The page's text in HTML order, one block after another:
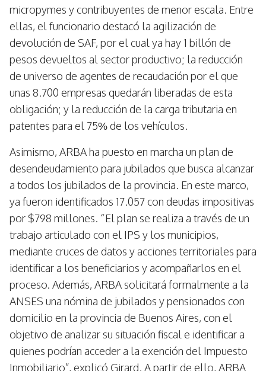
micropymes y contribuyentes de menor escala. Entre
ellas, el funcionario destacó la agilización de
devolución de SAF, por el cual ya hay 1 billón de
pesos devueltos al sector productivo; la reducción
de universo de agentes de recaudación por el que
unas 8.700 empresas quedarán liberadas de esta
obligación; y la reducción de la carga tributaria en
patentes para el 75% de los vehículos.
Asimismo, ARBA ha puesto en marcha un plan de
desendeudamiento para jubilados que busca alcanzar
a todos los jubilados de la provincia. En este marco,
ya fueron identificados 17.057 con deudas impositivas
por $798 millones. “El plan se realiza a través de un
trabajo articulado con el IPS y los municipios,
mediante cruces de datos y acciones territoriales para
identificar a los beneficiarios y acompañarlos en el
proceso. Además, ARBA solicitará formalmente a la
ANSES una nómina de jubilados y pensionados con
domicilio en la provincia de Buenos Aires, con el
objetivo de analizar su situación fiscal e identificar a
quienes podrían acceder a la exención del Impuesto
Inmobiliario”, explicó Girard. A partir de ello, ARBA